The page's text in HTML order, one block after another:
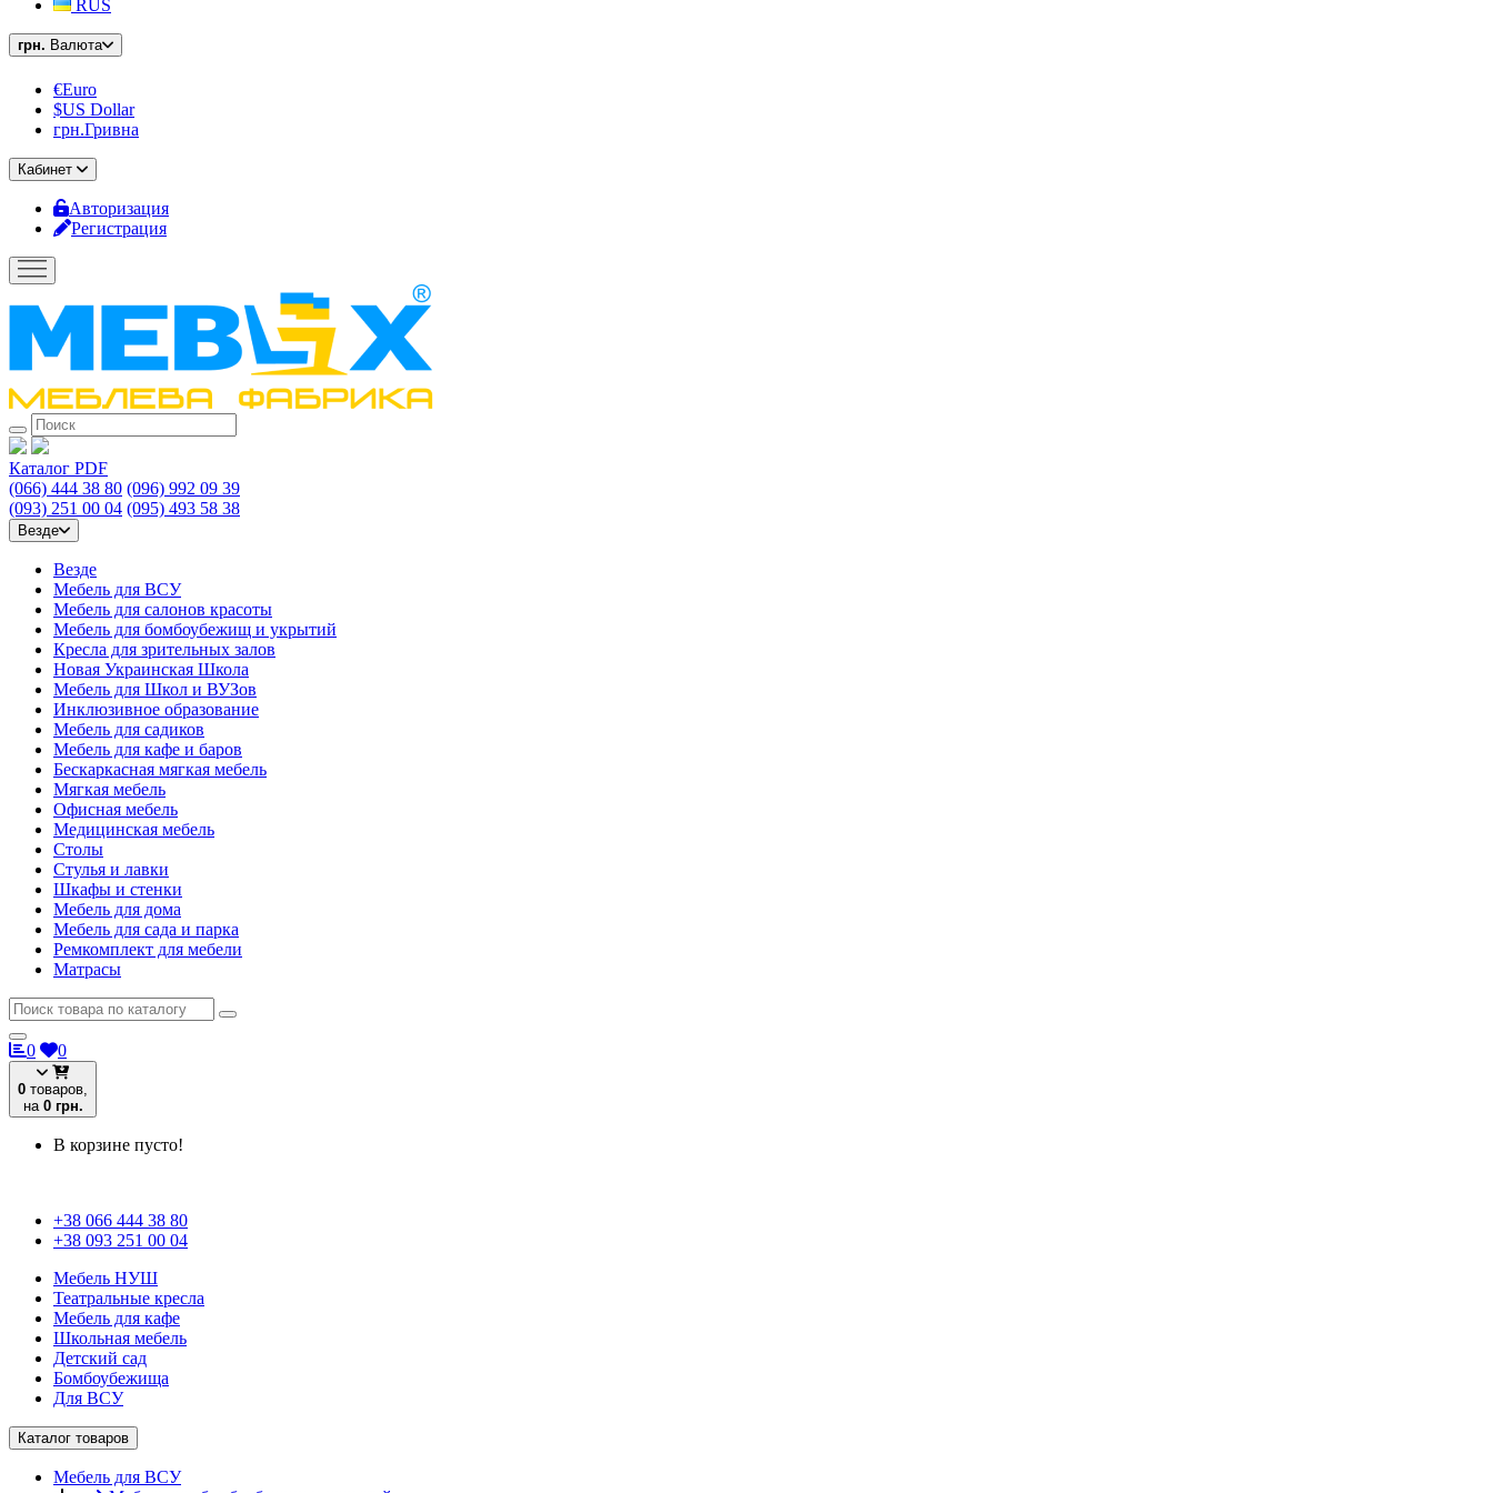
RUS
грн. Валюта
€Euro
$US Dollar
грн.Гривна
Кабинет
Авторизация
Регистрация
Каталог PDF
(066) 444 38 80 (096) 992 09 39
(093) 251 00 04 (095) 493 58 38
Везде
Везде
Мебель для ВСУ
Мебель для салонов красоты
Мебель для бомбоубежищ и укрытий
Кресла для зрительных залов
Новая Украинская Школа
Мебель для Школ и ВУЗов
Инклюзивное образование
Мебель для садиков
Мебель для кафе и баров
Бескаркасная мягкая мебель
Мягкая мебель
Офисная мебель
Медицинская мебель
Столы
Стулья и лавки
Шкафы и стенки
Мебель для дома
Мебель для сада и парка
Ремкомплект для мебели
Матрасы
0 0
0 товаров,
на 0 грн.
В корзине пусто!
+38 066 444 38 80
+38 093 251 00 04
Мебель НУШ
Театральные кресла
Мебель для кафе
Школьная мебель
Детский сад
Бомбоубежища
Для ВСУ
Каталог товаров
Мебель для ВСУ